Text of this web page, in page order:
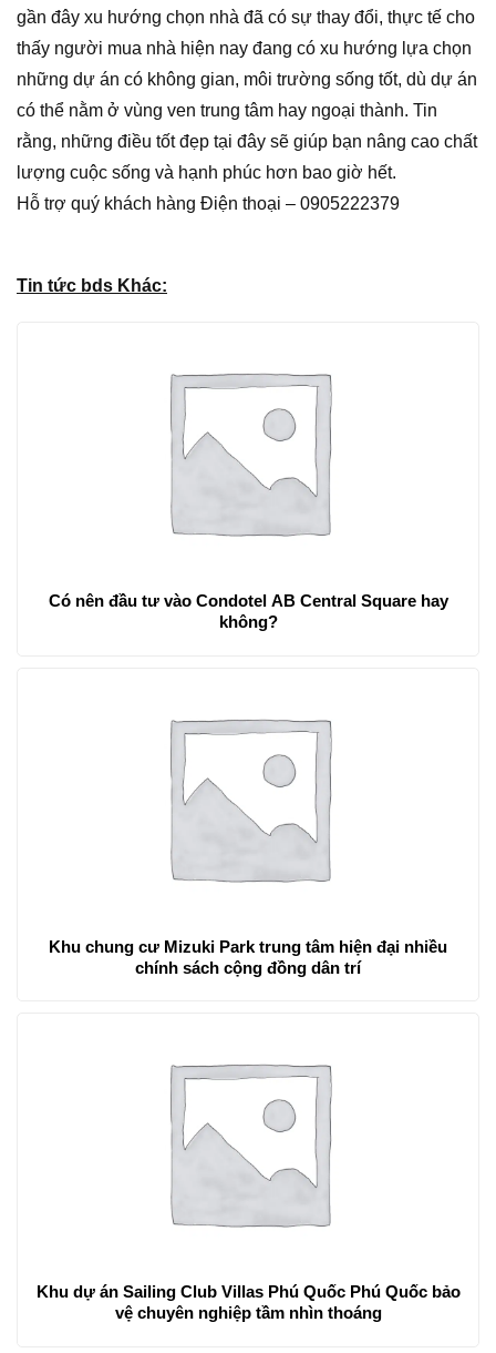
gần đây xu hướng chọn nhà đã có sự thay đổi, thực tế cho
thấy người mua nhà hiện nay đang có xu hướng lựa chọn
những dự án có không gian, môi trường sống tốt, dù dự án
có thể nằm ở vùng ven trung tâm hay ngoại thành. Tin
rằng, những điều tốt đẹp tại đây sẽ giúp bạn nâng cao chất
lượng cuộc sống và hạnh phúc hơn bao giờ hết.
Hỗ trợ quý khách hàng Điện thoại – 0905222379
Tin tức bds Khác:
Có nên đầu tư vào Condotel AB Central Square hay
không?
Khu chung cư Mizuki Park trung tâm hiện đại nhiều
chính sách cộng đồng dân trí
Khu dự án Sailing Club Villas Phú Quốc Phú Quốc bảo
vệ chuyên nghiệp tầm nhìn thoáng